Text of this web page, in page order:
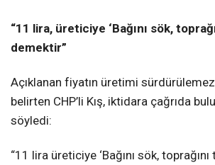
“11 lira, üreticiye ‘Bağını sök,
demektir”
Açıklanan fiyatın üretimi
belirten CHP’li Kış, iktidara çağrıda
söyledi:
“11 lira üreticiye ‘Bağını sök,